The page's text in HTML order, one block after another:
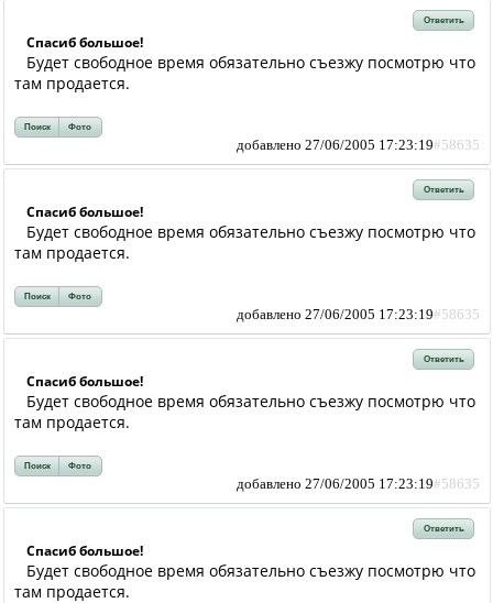
Ответить
Спасиб большое!
Будет свободное время обязательно съезжу посмотрю что
там продается.
Поиск Фото
добавлено 27/06/2005 17:23:19#58635
Ответить
Спасиб большое!
Будет свободное время обязательно съезжу посмотрю что
там продается.
Поиск Фото
добавлено 27/06/2005 17:23:19#58635
Ответить
Спасиб большое!
Будет свободное время обязательно съезжу посмотрю что
там продается.
Поиск Фото
добавлено 27/06/2005 17:23:19#58635
Ответить
Спасиб большое!
Будет свободное время обязательно съезжу посмотрю что
там продается.